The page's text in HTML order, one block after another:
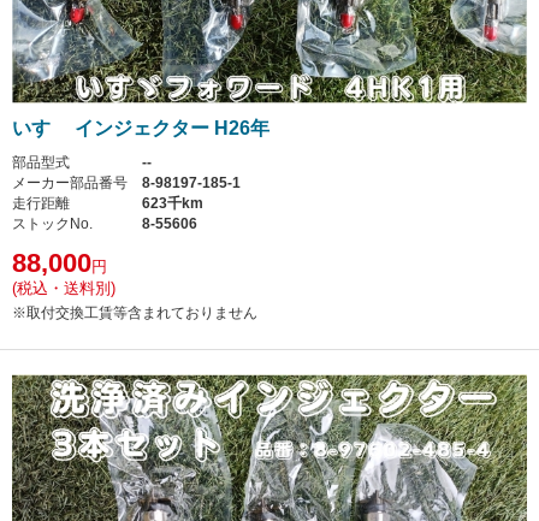
いすゞ インジェクター H26年
部品型式
--
メーカー部品番号
8-98197-185-1
走行距離
623千km
ストックNo.
8-55606
88,000円
(税込・送料別)
※取付交換工賃等含まれておりません